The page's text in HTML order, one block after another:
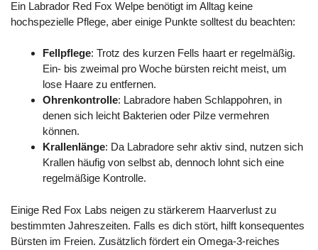
Ein Labrador Red Fox Welpe benötigt im Alltag keine
hochspezielle Pflege, aber einige Punkte solltest du beachten:
Fellpflege: Trotz des kurzen Fells haart er regelmäßig.
Ein- bis zweimal pro Woche bürsten reicht meist, um
lose Haare zu entfernen.
Ohrenkontrolle: Labradore haben Schlappohren, in
denen sich leicht Bakterien oder Pilze vermehren
können.
Krallenlänge: Da Labradore sehr aktiv sind, nutzen sich
Krallen häufig von selbst ab, dennoch lohnt sich eine
regelmäßige Kontrolle.
Einige Red Fox Labs neigen zu stärkerem Haarverlust zu
bestimmten Jahreszeiten. Falls es dich stört, hilft konsequentes
Bürsten im Freien. Zusätzlich fördert ein Omega-3-reiches